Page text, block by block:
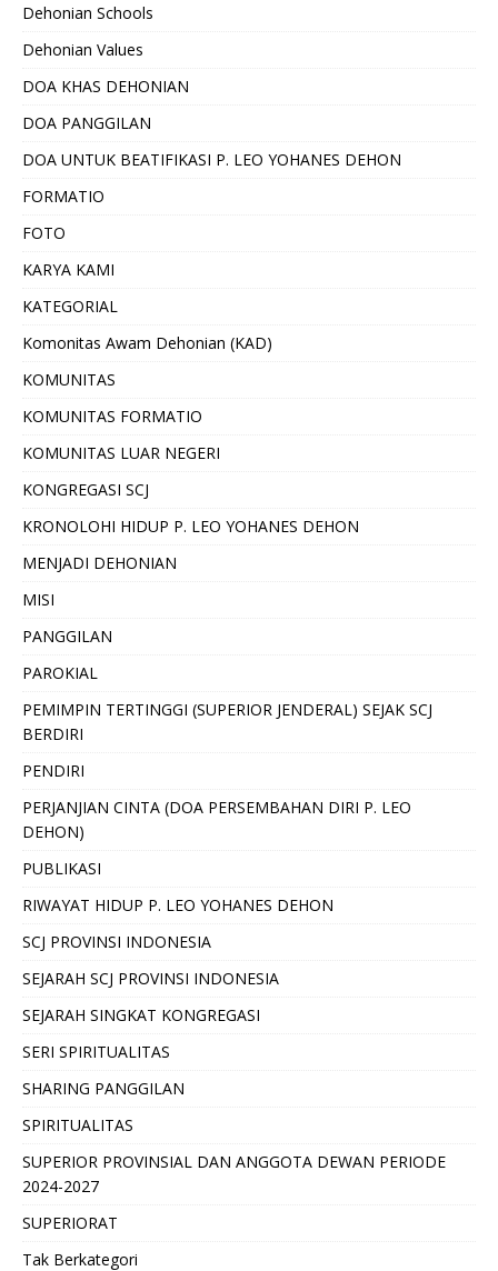
Dehonian Schools
Dehonian Values
DOA KHAS DEHONIAN
DOA PANGGILAN
DOA UNTUK BEATIFIKASI P. LEO YOHANES DEHON
FORMATIO
FOTO
KARYA KAMI
KATEGORIAL
Komonitas Awam Dehonian (KAD)
KOMUNITAS
KOMUNITAS FORMATIO
KOMUNITAS LUAR NEGERI
KONGREGASI SCJ
KRONOLOHI HIDUP P. LEO YOHANES DEHON
MENJADI DEHONIAN
MISI
PANGGILAN
PAROKIAL
PEMIMPIN TERTINGGI (SUPERIOR JENDERAL) SEJAK SCJ
BERDIRI
PENDIRI
PERJANJIAN CINTA (DOA PERSEMBAHAN DIRI P. LEO
DEHON)
PUBLIKASI
RIWAYAT HIDUP P. LEO YOHANES DEHON
SCJ PROVINSI INDONESIA
SEJARAH SCJ PROVINSI INDONESIA
SEJARAH SINGKAT KONGREGASI
SERI SPIRITUALITAS
SHARING PANGGILAN
SPIRITUALITAS
SUPERIOR PROVINSIAL DAN ANGGOTA DEWAN PERIODE
2024-2027
SUPERIORAT
Tak Berkategori